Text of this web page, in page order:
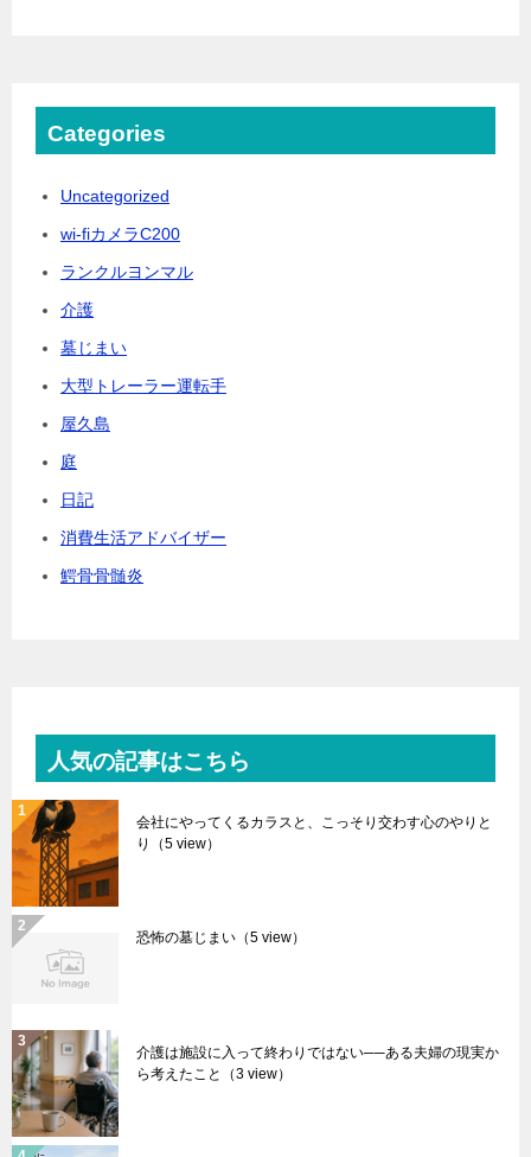
Categories
Uncategorized
wi-fiカメラC200
ランクルヨンマル
介護
墓じまい
大型トレーラー運転手
屋久島
庭
日記
消費生活アドバイザー
鰐骨骨髄炎
人気の記事はこちら
会社にやってくるカラスと、こっそり交わす心のやりと
り
（5 view）
恐怖の墓じまい （5 view）
介護は施設に入って終わりではない──ある夫婦の現実か
ら考えたこと
（3 view）